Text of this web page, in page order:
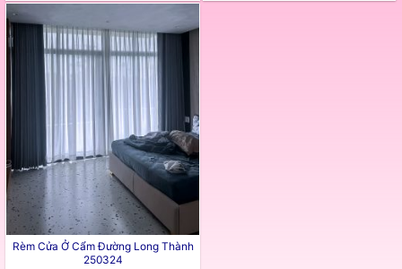
Rèm Cửa Ở Cẩm Đường Long Thành
250324